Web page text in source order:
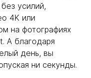
усилий,
4K или
на фотографиях
А благодаря
день, вы
ни секунды.